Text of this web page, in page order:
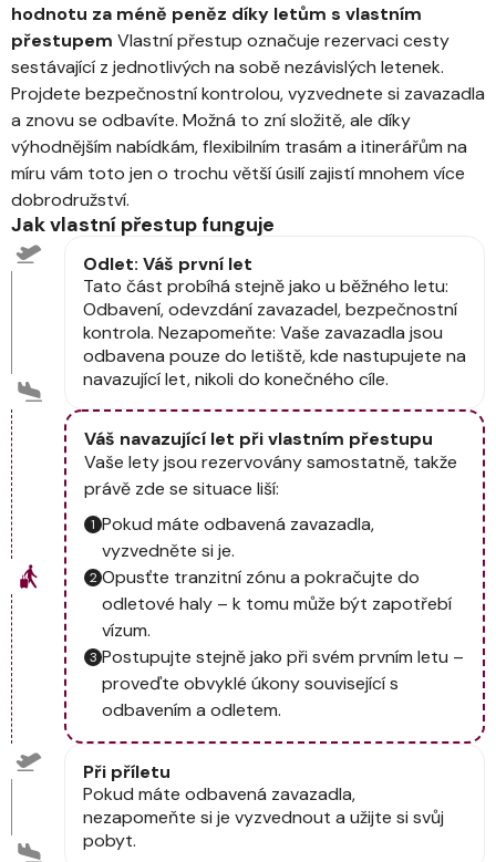
hodnotu za méně peněz díky letům s vlastním
přestupem Vlastní přestup označuje rezervaci cesty
sestávající z jednotlivých na sobě nezávislých letenek.
Projdete bezpečnostní kontrolou, vyzvednete si zavazadla
a znovu se odbavíte. Možná to zní složitě, ale díky
výhodnějším nabídkám, flexibilním trasám a itinerářům na
míru vám toto jen o trochu větší úsilí zajistí mnohem více
dobrodružství.
Jak vlastní přestup funguje
Odlet: Váš první let
Tato část probíhá stejně jako u běžného letu:
Odbavení, odevzdání zavazadel, bezpečnostní
kontrola. Nezapomeňte: Vaše zavazadla jsou
odbavena pouze do letiště, kde nastupujete na
navazující let, nikoli do konečného cíle.
Váš navazující let při vlastním přestupu
Vaše lety jsou rezervovány samostatně, takže
právě zde se situace liší:
Pokud máte odbavená zavazadla,
vyzvedněte si je.
Opusťte tranzitní zónu a pokračujte do
odletové haly – k tomu může být zapotřebí
vízum.
Postupujte stejně jako při svém prvním letu –
proveďte obvyklé úkony související s
odbavením a odletem.
Při příletu
Pokud máte odbavená zavazadla,
nezapomeňte si je vyzvednout a užijte si svůj
pobyt.